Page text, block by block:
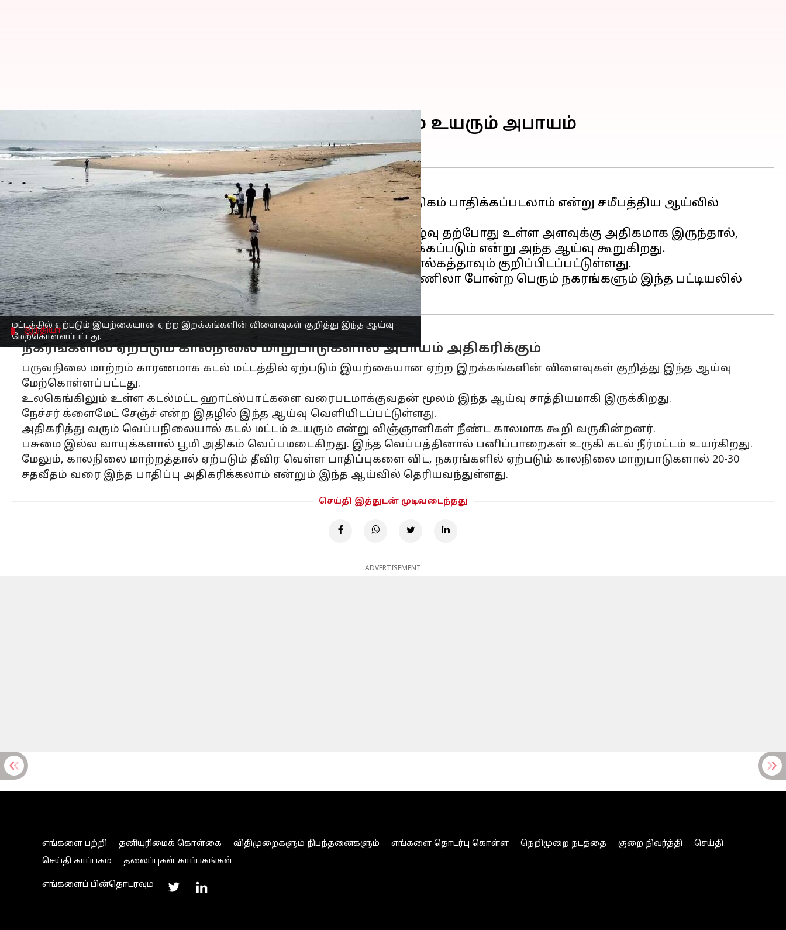
மட்டத்தில் ஏற்படும் இயற்கையான ஏற்ற இறக்கங்களின் விளைவுகள் குறித்து இந்த ஆய்வு
மேற்கொள்ளப்பட்டது.
சென்னை மற்றும் கொல்கத்தாவில் கடல்மட்டம் உயரும் அபாயம்
எழுதியவர் Sindhuja SM Mar 04, 2023 01:51 pm
செய்தி முன்னோட்டம்
கடல்மட்ட உயர்வால்சென்னை, கொல்கத்தா போன்ற நகரங்கள் அதிகம் பாதிக்கப்படலாம் என்று சமீபத்திய ஆய்வில்
தெரியவந்துள்ளது.
2100ஆம் ஆண்டு வரை தொடர்ந்து பசுமை இல்ல வாயுக்களின் உமிழ்வு தற்போது உள்ள அளவுக்கு அதிகமாக இருந்தால்,
ஆசியாவில் முக்கியமான சில நகரங்கள் கடல்மட்ட உயர்வால் பாதிக்கப்படும் என்று அந்த ஆய்வு கூறுகிறது.
அந்த நகரங்களின் பட்டியலில் இந்தியாவின் சென்னை மற்றும் கொல்கத்தாவும் குறிப்பிடப்பட்டுள்ளது.
இந்த இரு நகரங்களை தவிர, யாங்கூன், பேங்காக், ஹோ சி மின், மணிலா போன்ற பெரும் நகரங்களும் இந்த பட்டியலில்
இந்தியா
நகரங்களில் ஏற்படும் காலநிலை மாறுபாடுகளால் அபாயம் அதிகரிக்கும்
பருவநிலை மாற்றம் காரணமாக கடல் மட்டத்தில் ஏற்படும் இயற்கையான ஏற்ற இறக்கங்களின் விளைவுகள் குறித்து இந்த ஆய்வு
மேற்கொள்ளப்பட்டது.
உலகெங்கிலும் உள்ள கடல்மட்ட ஹாட்ஸ்பாட்களை வரைபடமாக்குவதன் மூலம் இந்த ஆய்வு சாத்தியமாகி இருக்கிறது.
நேச்சர் க்ளைமேட் சேஞ்ச் என்ற இதழில் இந்த ஆய்வு வெளியிடப்பட்டுள்ளது.
அதிகரித்து வரும் வெப்பநிலையால் கடல் மட்டம் உயரும் என்று விஞ்ஞானிகள் நீண்ட காலமாக கூறி வருகின்றனர்.
பசுமை இல்ல வாயுக்களால் பூமி அதிகம் வெப்பமடைகிறது. இந்த வெப்பத்தினால் பனிப்பாறைகள் உருகி கடல் நீர்மட்டம் உயர்கிறது.
மேலும், காலநிலை மாற்றத்தால் ஏற்படும் தீவிர வெள்ள பாதிப்புகளை விட, நகரங்களில் ஏற்படும் காலநிலை மாறுபாடுகளால் 20-30
சதவீதம் வரை இந்த பாதிப்பு அதிகரிக்கலாம் என்றும் இந்த ஆய்வில் தெரியவந்துள்ளது.
செய்தி இத்துடன் முடிவடைந்தது
ADVERTISEMENT
எங்களை பற்றி தனியுரிமைக் கொள்கை விதிமுறைகளும் நிபந்தனைகளும் எங்களை தொடர்பு கொள்ள நெறிமுறை நடத்தை குறை நிவர்த்தி
செய்தி
செய்தி காப்பகம்
தலைப்புகள் காப்பகங்கள்
எங்களைப் பின்தொடரவும்